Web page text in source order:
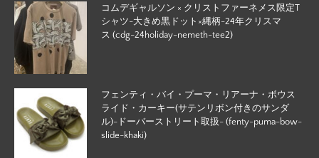
コムデギャルソン × クリストファーネメス限定T
シャツ-大きめ黒ドット×縄柄-24年クリスマ
ス (cdg-24holiday-nemeth-tee2)
フェンティ・バイ・プーマ・リアーナ・ボウス
ライド・カーキー(サテンリボン付きのサンダ
ル)-ドーバーストリート取扱- (fenty-puma-bow-
slide-khaki)